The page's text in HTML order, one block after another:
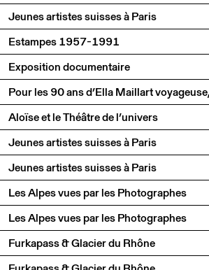
Jeunes artistes suisses à Paris
Estampes 1957-1991
Exposition documentaire
Aloïse et le Théâtre de l’univers
Jeunes artistes suisses à Paris
Jeunes artistes suisses à Paris
Les Alpes vues par les Photographes
Les Alpes vues par les Photographes
Furkapass & Glacier du Rhône